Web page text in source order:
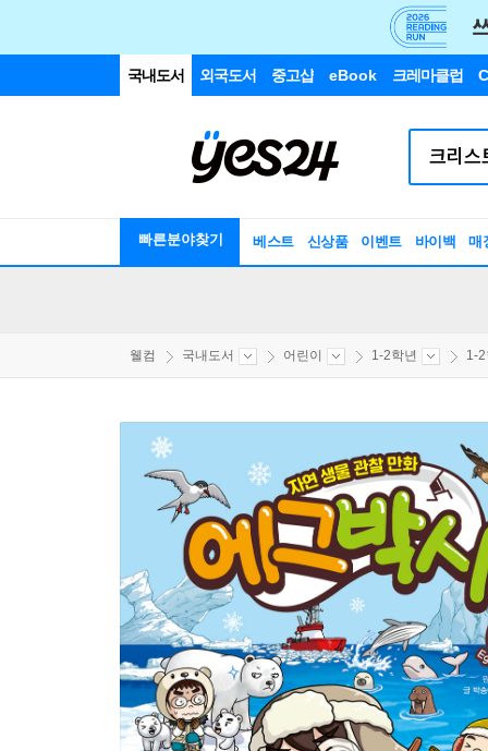
국내도서 외국도서 중고샵 eBook 크레마클럽
빠른분야찾기 베스트 신상품 이벤트 바이백 매
웰컴 국내도서 어린이 1-2학년 1-